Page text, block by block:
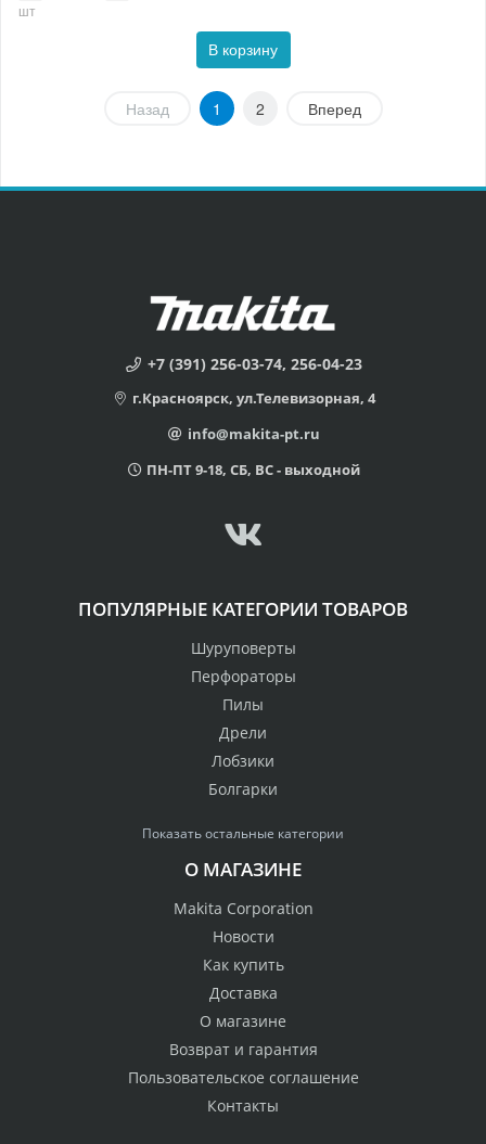
шт
В корзину
Назад 1 2 Вперед
+7 (391) 256-03-74, 256-04-23
г.Красноярск, ул.Телевизорная, 4
info@makita-pt.ru
ПН-ПТ 9-18, СБ, ВС - выходной
ПОПУЛЯРНЫЕ КАТЕГОРИИ ТОВАРОВ
Шуруповерты
Перфораторы
Пилы
Дрели
Лобзики
Болгарки
Показать остальные категории
О МАГАЗИНЕ
Makita Corporation
Новости
Как купить
Доставка
О магазине
Возврат и гарантия
Пользовательское соглашение
Контакты